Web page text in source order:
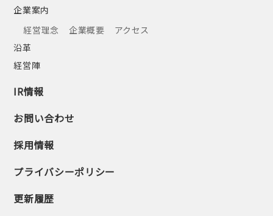
企業案内
経営理念
企業概要
アクセス
沿革
経営陣
IR情報
お問い合わせ
採用情報
プライバシーポリシー
更新履歴